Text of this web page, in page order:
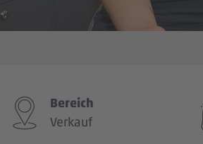
Bereich
Verkauf